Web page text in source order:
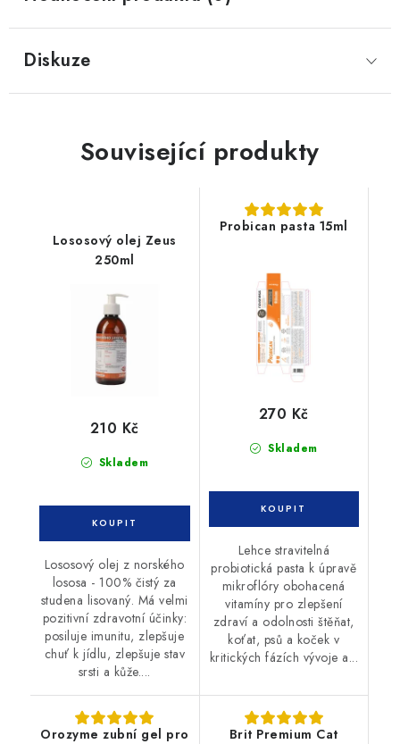
Diskuze
Související produkty
Lososový olej Zeus
250ml
Skladem
210 Kč
Lososový olej z norského
lososa - 100% čistý za
studena lisovaný. Má velmi
pozitivní zdravotní účinky:
posiluje imunitu, zlepšuje
chuť k jídlu, zlepšuje stav
srsti a kůže....
Probican pasta 15ml
Skladem
270 Kč
Lehce stravitelná
probiotická pasta k úpravě
mikroflóry obohacená
vitamíny pro zlepšení
zdraví a odolnosti štěňat,
koťat, psů a koček v
kritických fázích vývoje a...
Orozyme zubní gel pro
Brit Premium Cat